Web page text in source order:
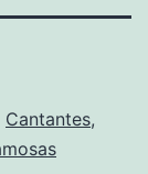
Cantantes,